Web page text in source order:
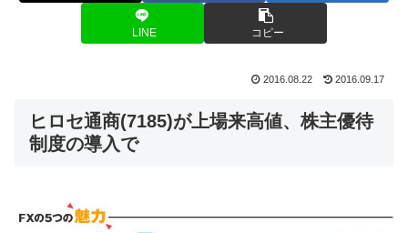
LINE コピー
2016.08.22 2016.09.17
ヒロセ通商(7185)が上場来高値、株主優待
制度の導入で